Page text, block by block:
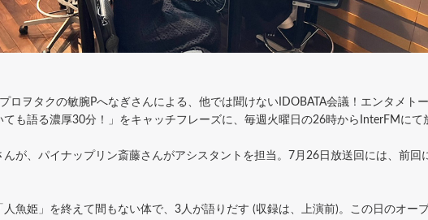
ロヲタクの敏腕Pへなぎさんによる、他では聞けないIDOBATA会議！エンタメト
も語る濃厚30分！」をキャッチフレーズに、毎週火曜日の26時からInterFMに
が、パイナップリン斎藤さんがアシスタントを担当。7月26日放送回には、前回
魚姫」を終えて間もない体で、3人が語りだす (収録は、上演前)。この日のオー